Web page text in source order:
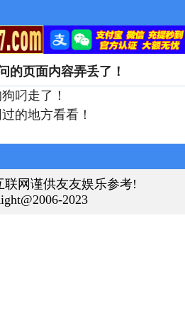
的页面内容弄丢了！
叼走了！
的地方看看！
联网谨供友友娱乐参考!
2023